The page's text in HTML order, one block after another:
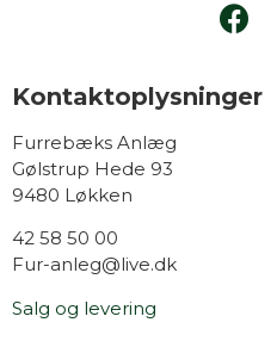
Kontaktoplysninger
Furrebæks Anlæg
Gølstrup Hede 93
9480 Løkken
42 58 50 00
Fur-anleg@live.dk
Salg og levering